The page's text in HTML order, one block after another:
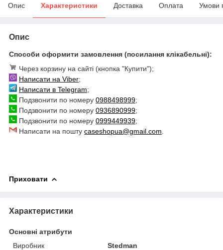
Опис Характеристики Доставка Оплата Умови
Опис
Способи оформити замовлення (посилання клікабельні):
Через корзину на сайті (кнопка "Купити");
Написати на Viber;
Написати в Telegram;
Подзвонити по номеру 0988498999;
Подзвонити по номеру 0936890999;
Подзвонити по номеру 0999449939;
Написати на пошту caseshopua@gmail.com
Приховати
Характеристики
Основні атрибути
Виробник
Stedman